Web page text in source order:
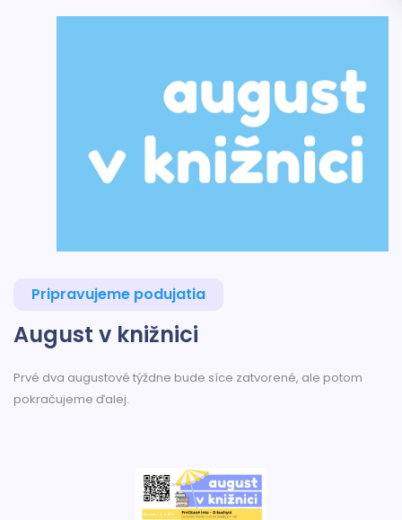
Pripravujeme podujatia
August v knižnici
Prvé dva augustové týždne bude síce zatvorené, ale potom
pokračujeme ďalej.